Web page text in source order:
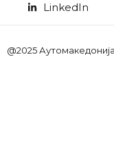
LinkedIn
@2025